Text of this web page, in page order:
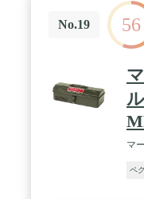
安全設計になっ
なキャンプ道具を
頓！キャンプ設営
作業がしやすくて
ります。 / ※使用
ハンマーなどは付
なります。
No.19 56
マ
ペ